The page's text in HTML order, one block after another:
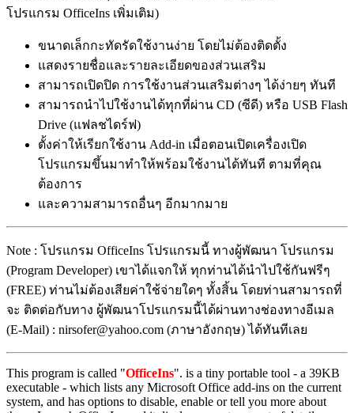
โปรแกรม OfficeIns เพิ่มเติม)
ขนาดเล็กกะทัดรัดใช้งานง่าย โดยไม่ต้องติดตั้ง
แสดงรายชื่อและรายละเอียดของส่วนเสริม
สามารถเปิดปิด การใช้งานส่วนเสริมต่างๆ ได้ง่ายๆ ทันที
สามารถนำไปใช้งานได้ทุกที่ผ่าน CD (ซีดี) หรือ USB Flash
Drive (แฟลชไดร์ฟ)
ตั้งค่าให้เรียกใช้งาน Add-in เมื่อตอนเปิดเครื่องเปิด
โปรแกรมขึ้นมาทำให้พร้อมใช้งานได้ทันที ตามที่คุณ
ต้องการ
และความสามารถอื่นๆ อีกมากมาย
Note : โปรแกรม OfficeIns โปรแกรมนี้ ทางผู้พัฒนา โปรแกรม
(Program Developer) เขาได้แจกให้ ทุกท่านได้นำไปใช้กันฟรีๆ
(FREE) ท่านไม่ต้องเสียค่าใช้จ่ายใดๆ ทั้งสิ้น โดยท่านสามารถที่
จะ ติดต่อกับทาง ผู้พัฒนาโปรแกรมนี้ได้ผ่านทางช่องทางอีเมล
(E-Mail) : nirsofer@yahoo.com (ภาษาอังกฤษ) ได้ทันทีเลย
This program is called "OfficeIns". is a tiny portable tool - a 39KB
executable - which lists any Microsoft Office add-ins on the current
system, and has options to disable, enable or tell you more about